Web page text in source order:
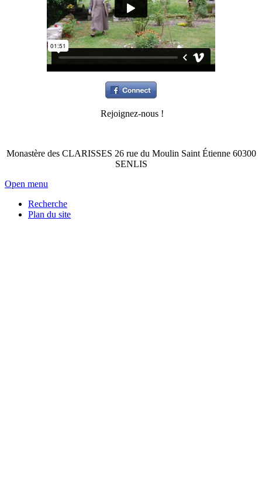
Rejoignez-nous !
Monastère des CLARISSES 26 rue du Moulin Saint Étienne 60300
SENLIS
Open menu
Recherche
Plan du site